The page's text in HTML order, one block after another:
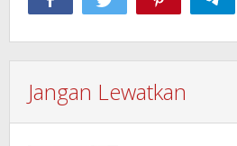
Jangan Lewatkan